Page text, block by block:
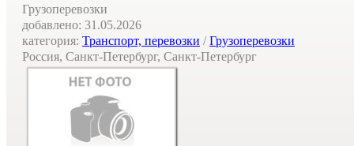
Грузоперевозки
добавлено: 31.05.2026
категория: Транспорт, перевозки /Грузоперевозки
Россия, Санкт-Петербург, Санкт-Петербург